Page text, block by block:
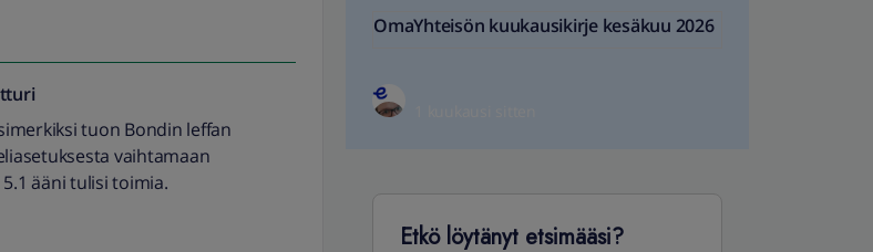
tuon Bondin leffan
vaihtamaan
ääni tulisi toimia.
OmaYhteisön kuukausikirje kesäkuu 2026
Etkö löytänyt etsimääsi?